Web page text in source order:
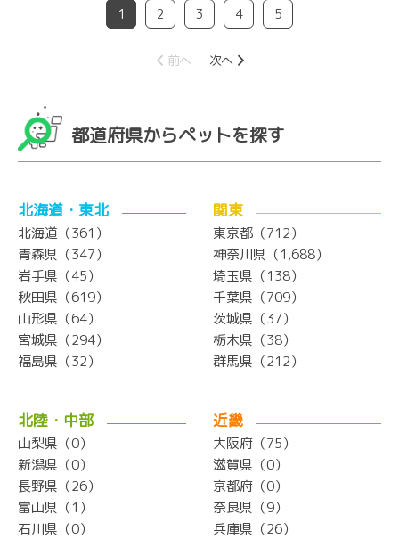
1 2 3 4 5
前へ 次へ
都道府県からペットを探す
北海道・東北
北海道（361）
青森県（347）
岩手県（45）
秋田県（619）
山形県（64）
宮城県（294）
福島県（32）
関東
東京都（712）
神奈川県（1,688）
埼玉県（138）
千葉県（709）
茨城県（37）
栃木県（38）
群馬県（212）
北陸・中部
山梨県（0）
新潟県（0）
長野県（26）
富山県（1）
石川県（0）
近畿
大阪府（75）
滋賀県（0）
京都府（0）
奈良県（9）
兵庫県（26）